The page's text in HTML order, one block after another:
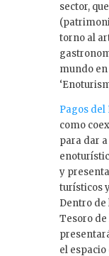
sector,
torno al
mundo
Pagos del
como
para dar
y
turísticos
Dentro de
Tesoro de
el